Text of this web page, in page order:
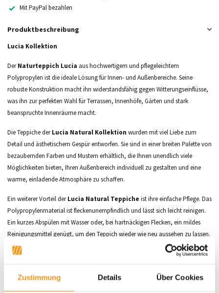
Zustimmung Details Über Cookies
Nicht auf Lager
Nicht auf Lager
Mit PayPal bezahlen
Produktbeschreibung
Lucia Kollektion
DerNaturteppich Lucia aus hochwertigem und pflegeleichtem
Polypropylen ist die ideale Lösung für Innen- und Außenbereiche. Seine
robuste Konstruktion macht ihn widerstandsfähig gegen Witterungseinflüsse,
was ihn zur perfekten Wahl für Terrassen, Innenhöfe, Gärten und stark
beanspruchte Innenräume macht.
Die Teppiche derLucia Natural Kollektion wurden mit viel Liebe zum
Detail und ästhetischem Gespür entworfen. Sie sind in einer breiten Palette von
bezaubernden Farben und Mustern erhältlich, die Ihnen unendlich viele
Möglichkeiten bieten, Ihren Außenbereich individuell zu gestalten und eine
warme, einladende Atmosphäre zu schaffen.
Ein weiterer Vorteil derLucia Natural Teppiche ist ihre einfache Pflege. Das
Polypropylenmaterial ist fleckenunempfindlich und lässt sich leicht reinigen.
Ein kurzes Abspülen mit Wasser oder, bei hartnäckigen Flecken, ein mildes
Reinigungsmittel genügt, um den Teppich wieder wie neu aussehen zu lassen.
DerLucia Natural Teppich
vereint Funktionalität und Stil und ist damit ein